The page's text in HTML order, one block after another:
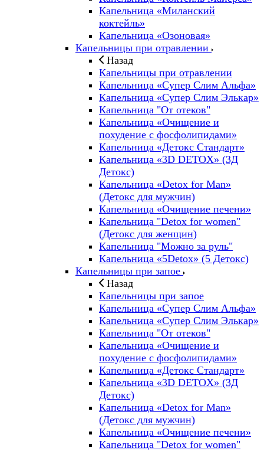
Капельница «Миланский
коктейль»
Капельница «Озоновая»
Капельницы при отравлении
Назад
Капельницы при отравлении
Капельница «Супер Слим Альфа»
Капельница «Супер Слим Элькар»
Капельница "От отеков"
Капельница «Очищение и
похудение с фосфолипидами»
Капельница «Детокс Стандарт»
Капельница «3D DETOX» (3Д
Детокс)
Капельница «Detox for Man»
(Детокс для мужчин)
Капельница «Очищение печени»
Капельница "Detox for women"
(Детокс для женщин)
Капельница "Можно за руль"
Капельница «5Detox» (5 Детокс)
Капельницы при запое
Назад
Капельницы при запое
Капельница «Супер Слим Альфа»
Капельница «Супер Слим Элькар»
Капельница "От отеков"
Капельница «Очищение и
похудение с фосфолипидами»
Капельница «Детокс Стандарт»
Капельница «3D DETOX» (3Д
Детокс)
Капельница «Detox for Man»
(Детокс для мужчин)
Капельница «Очищение печени»
Капельница "Detox for women"